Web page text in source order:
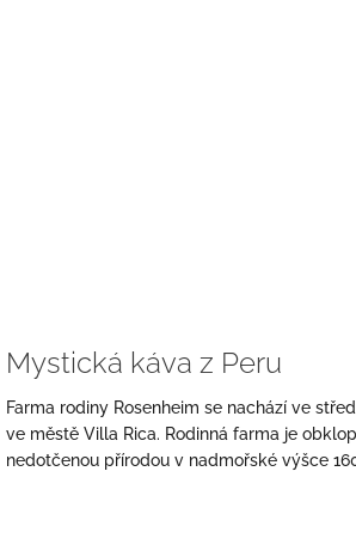
Mystická káva z Peru
Farma rodiny Rosenheim se nachází ve
ve městě Villa Rica. Rodinná farma je
nedotčenou přírodou v nadmořské výšce